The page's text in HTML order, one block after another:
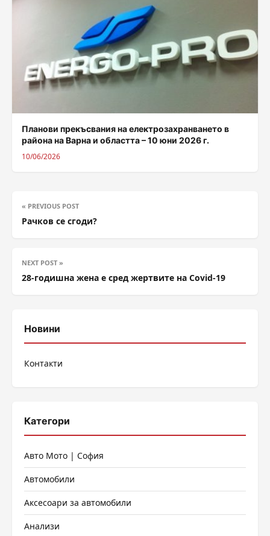
Планови прекъсвания на електрозахранването в
района на Варна и областта – 10 юни 2026 г.
10/06/2026
« PREVIOUS POST
Рачков се сгоди?
NEXT POST »
28-годишна жена е сред жертвите на Covid-19
Новини
Контакти
Категори
Авто Мото | София
Автомобили
Аксесоари за автомобили
Анализи